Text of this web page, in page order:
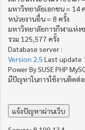
มหาวิทยาลัยเอกชน = 14
หน่วยงานอื่น = 8 ครั้ง
มหาวิทยาลัยการกีฬาแห่ง
รวม 125,577 ครั้ง
Database server :
Version 2.5 Last update
Power By SUSE PHP
มีปัญหาในการใช้งานติดต่